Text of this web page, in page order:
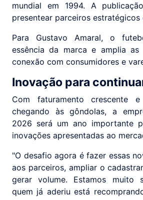
mundial em 1994. A
presentear parceiros estratégicos
Para Gustavo Amaral, o
essência da marca e amplia as
conexão com consumidores e
Inovação para
Com faturamento crescente
chegando às gôndolas, a
2026 será um ano importante
inovações apresentadas ao
"O desafio agora é fazer essas
aos parceiros, ampliar o
gerar volume. Estamos muito
quem já aderiu está